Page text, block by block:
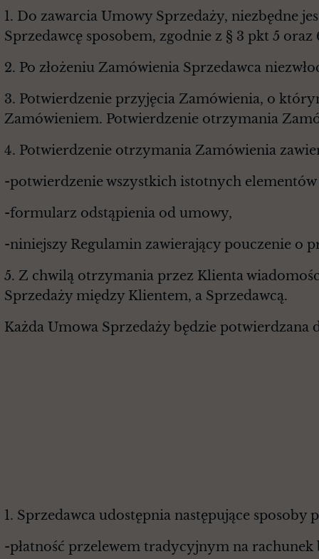
1. Do zawarcia Umowy Sprzedaży, niezbędne
Sprzedawcę sposobem, zgodnie z § 3 pkt 5
2. Po złożeniu Zamówienia Sprzedawca
3. Potwierdzenie przyjęcia Zamówienia, o
Zamówieniem. Potwierdzenie otrzymania
4. Potwierdzenie otrzymania Zamówienia
-potwierdzenie wszystkich istotnych
-formularz odstąpienia od umowy,
-niniejszy Regulamin zawierający pouczenie o
5. Z chwilą otrzymania przez Klienta
Sprzedaży między Klientem, a Sprzedawcą.
Każda Umowa Sprzedaży będzie
1. Sprzedawca udostępnia następujące sposoby
-płatność przelewem tradycyjnym na rachunek